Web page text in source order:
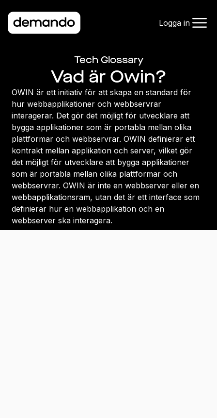
Logga in
Tech Glossary
Vad är Owin?
OWIN är ett initiativ för att skapa en standard för
hur webbapplikationer och webbservrar
interagerar. Det gör det möjligt för utvecklare att
bygga applikationer som är portabla mellan olika
plattformar och webbservrar. OWIN definierar ett
kontrakt mellan applikation och server, vilket gör
det möjligt för utvecklare att bygga applikationer
som är portabla mellan olika plattformar och
webbservrar. OWIN är inte en webbserver eller en
webbapplikationsram, utan det är ett interface som
definierar hur en webbapplikation och en
webbserver ska interagera.